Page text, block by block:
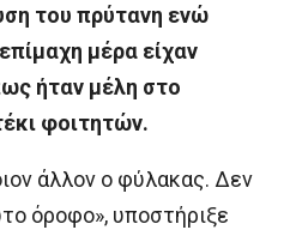
του πρύτανη ενώ
μέρα είχαν
ήταν μέλη στο
φοιτητών.
άλλον ο φύλακας. Δεν
όροφο», υποστήριξε